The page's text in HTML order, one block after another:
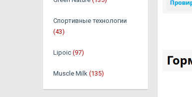
Спортивные технологии
(43)
Lipoic (97)
Muscle Milk (135)